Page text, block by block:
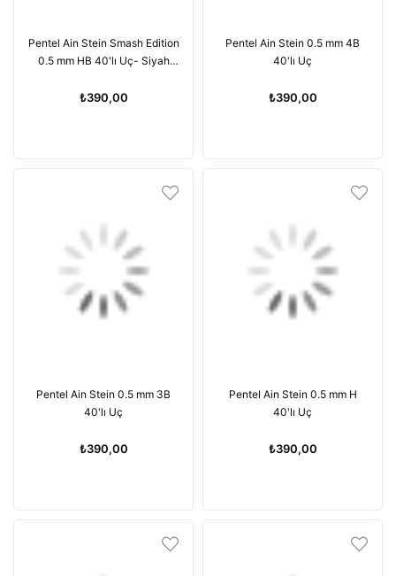
Pentel Ain Stein Smash Edition
0.5 mm HB 40'lı Uç- Siyah
₺390,00
Pentel Ain Stein 0.5 mm 4B
40'lı Uç
₺390,00
Pentel Ain Stein 0.5 mm 3B
40'lı Uç
₺390,00
Pentel Ain Stein 0.5 mm H
40'lı Uç
₺390,00